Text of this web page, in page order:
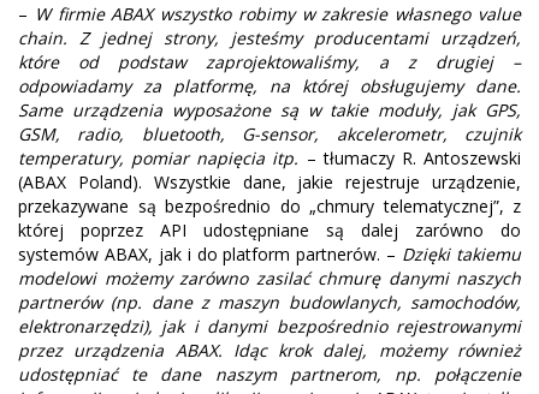
– W firmie ABAX wszystko robimy w zakresie własnego value
chain. Z jednej strony, jesteśmy producentami urządzeń,
które od podstaw zaprojektowaliśmy, a z drugiej –
odpowiadamy za platformę, na której obsługujemy dane.
Same urządzenia wyposażone są w takie moduły, jak GPS,
GSM, radio, bluetooth, G-sensor, akcelerometr, czujnik
temperatury, pomiar napięcia itp. – tłumaczy R. Antoszewski
(ABAX Poland). Wszystkie dane, jakie rejestruje urządzenie,
przekazywane są bezpośrednio do „chmury telematycznej”, z
której poprzez API udostępniane są dalej zarówno do
systemów ABAX, jak i do platform partnerów. – Dzięki takiemu
modelowi możemy zarówno zasilać chmurę danymi naszych
partnerów (np. dane z maszyn budowlanych, samochodów,
elektronarzędzi), jak i danymi bezpośrednio rejestrowanymi
przez urządzenia ABAX. Idąc krok dalej, możemy również
udostępniać te dane naszym partnerom, np. połączenie